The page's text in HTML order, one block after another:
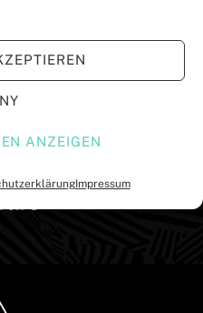
ANZEIGEN
Impressum